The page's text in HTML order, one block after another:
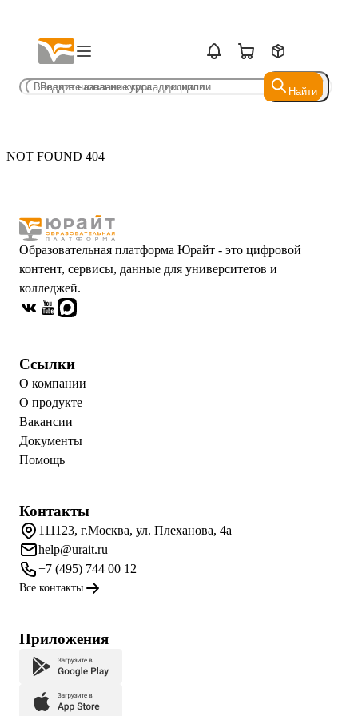
Найти
Найти
NOT FOUND 404
Образовательная платформа Юрайт - это цифровой
контент, сервисы, данные для университетов и
колледжей.
Ссылки
О компании
О продукте
Вакансии
Документы
Помощь
Контакты
111123, г.Москва, ул. Плеханова, 4а
help@urait.ru
+7 (495) 744 00 12
Все контакты
Приложения